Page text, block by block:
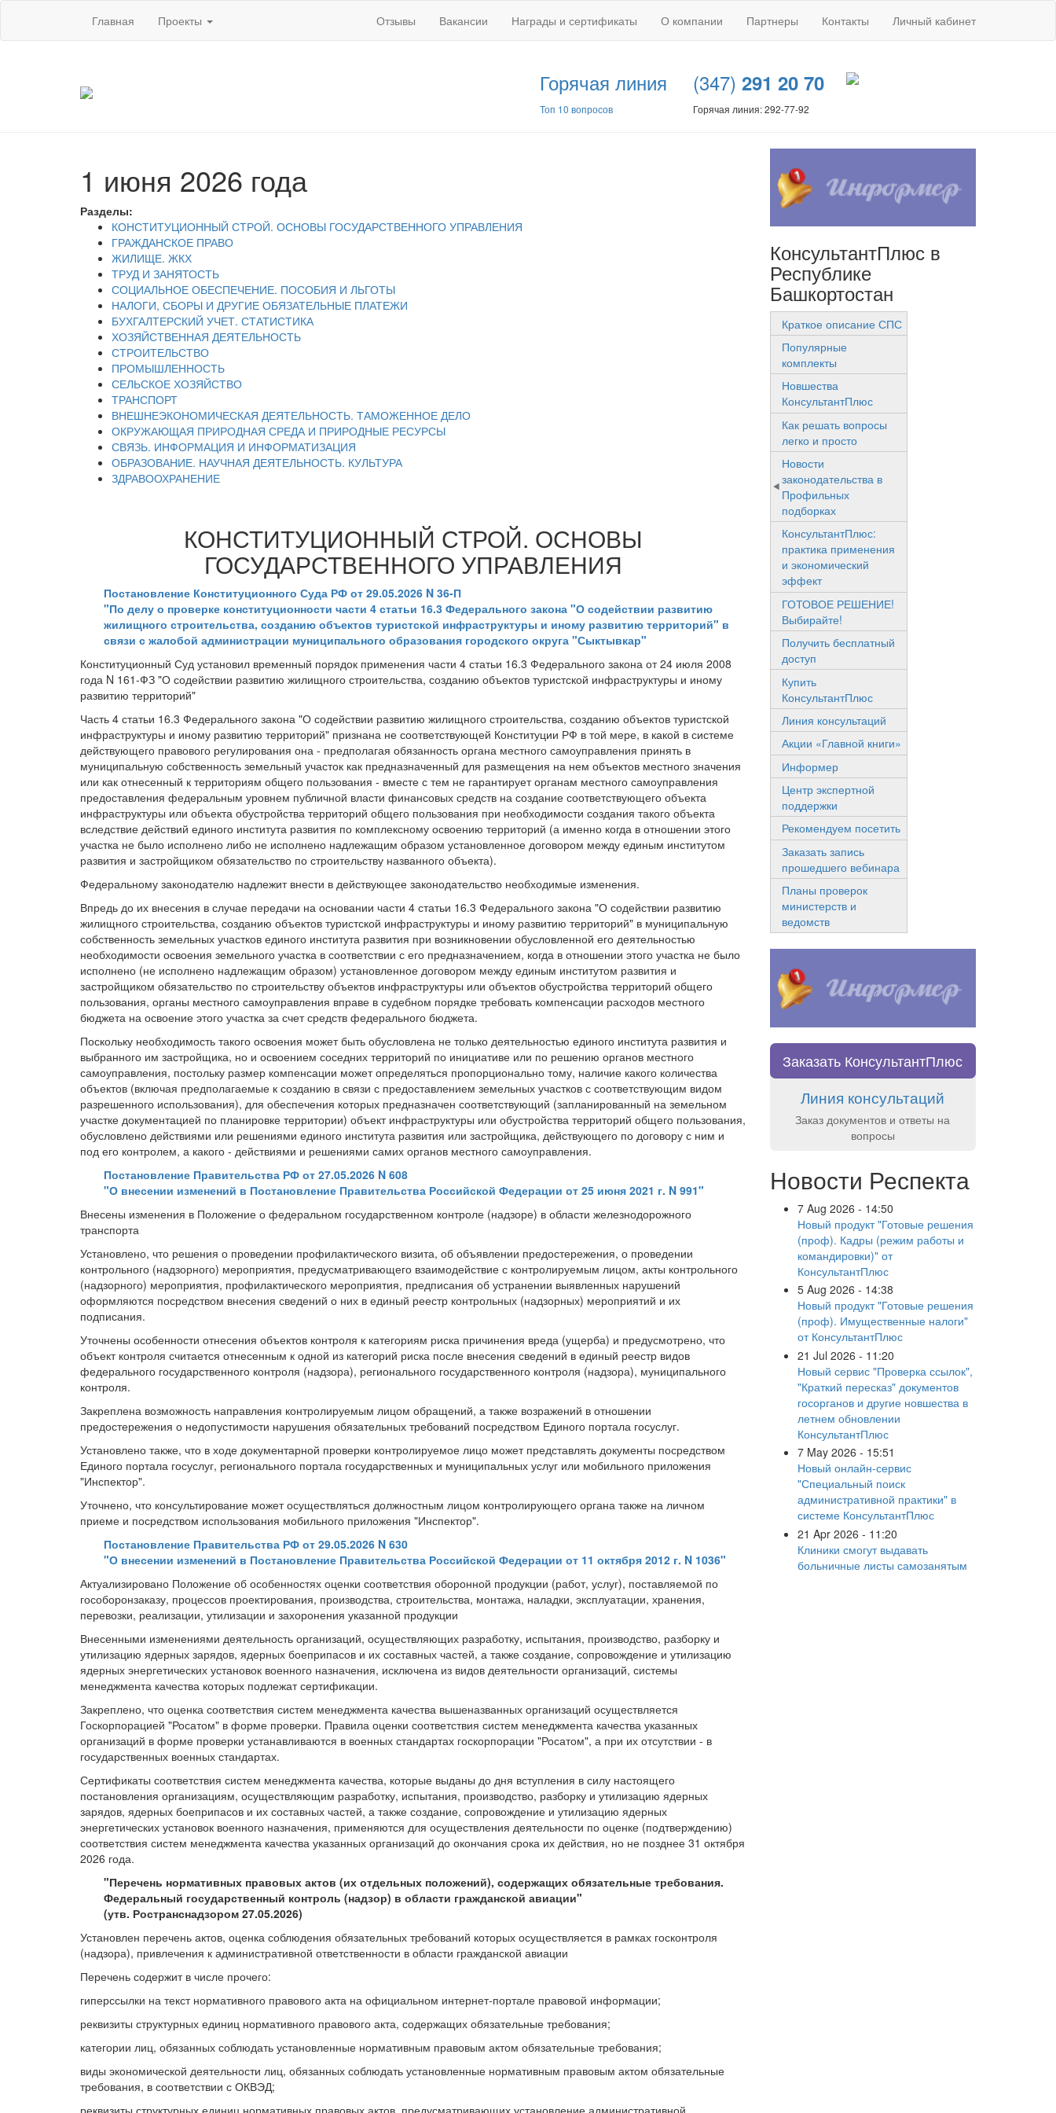
Главная Проекты Отзывы Вакансии Награды и сертификаты О компании Партнеры Контакты Личный кабинет
Горячая линия
Топ 10 вопросов
(347) 291 20 70
Горячая линия: 292-77-92
1 июня 2026 года
Разделы:
КОНСТИТУЦИОННЫЙ СТРОЙ. ОСНОВЫ ГОСУДАРСТВЕННОГО УПРАВЛЕНИЯ
ГРАЖДАНСКОЕ ПРАВО
ЖИЛИЩЕ. ЖКХ
ТРУД И ЗАНЯТОСТЬ
СОЦИАЛЬНОЕ ОБЕСПЕЧЕНИЕ. ПОСОБИЯ И ЛЬГОТЫ
НАЛОГИ, СБОРЫ И ДРУГИЕ ОБЯЗАТЕЛЬНЫЕ ПЛАТЕЖИ
БУХГАЛТЕРСКИЙ УЧЕТ. СТАТИСТИКА
ХОЗЯЙСТВЕННАЯ ДЕЯТЕЛЬНОСТЬ
СТРОИТЕЛЬСТВО
ПРОМЫШЛЕННОСТЬ
СЕЛЬСКОЕ ХОЗЯЙСТВО
ТРАНСПОРТ
ВНЕШНЕЭКОНОМИЧЕСКАЯ ДЕЯТЕЛЬНОСТЬ. ТАМОЖЕННОЕ ДЕЛО
ОКРУЖАЮЩАЯ ПРИРОДНАЯ СРЕДА И ПРИРОДНЫЕ РЕСУРСЫ
СВЯЗЬ. ИНФОРМАЦИЯ И ИНФОРМАТИЗАЦИЯ
ОБРАЗОВАНИЕ. НАУЧНАЯ ДЕЯТЕЛЬНОСТЬ. КУЛЬТУРА
ЗДРАВООХРАНЕНИЕ
КОНСТИТУЦИОННЫЙ СТРОЙ. ОСНОВЫ
ГОСУДАРСТВЕННОГО УПРАВЛЕНИЯ
Постановление Конституционного Суда РФ от 29.05.2026 N 36-П
"По делу о проверке конституционности части 4 статьи 16.3 Федерального закона "О содействии развитию
жилищного строительства, созданию объектов туристской инфраструктуры и иному развитию территорий" в
связи с жалобой администрации муниципального образования городского округа "Сыктывкар"
Конституционный Суд установил временный порядок применения части 4 статьи 16.3 Федерального закона от 24 июля 2008
года N 161-ФЗ "О содействии развитию жилищного строительства, созданию объектов туристской инфраструктуры и иному
развитию территорий"
Часть 4 статьи 16.3 Федерального закона "О содействии развитию жилищного строительства, созданию объектов туристской
инфраструктуры и иному развитию территорий" признана не соответствующей Конституции РФ в той мере, в какой в системе
действующего правового регулирования она - предполагая обязанность органа местного самоуправления принять в
муниципальную собственность земельный участок как предназначенный для размещения на нем объектов местного значения
или как отнесенный к территориям общего пользования - вместе с тем не гарантирует органам местного самоуправления
предоставления федеральным уровнем публичной власти финансовых средств на создание соответствующего объекта
инфраструктуры или объекта обустройства территорий общего пользования при необходимости создания такого объекта
вследствие действий единого института развития по комплексному освоению территорий (а именно когда в отношении этого
участка не было исполнено либо не исполнено надлежащим образом установленное договором между единым институтом
развития и застройщиком обязательство по строительству названного объекта).
Федеральному законодателю надлежит внести в действующее законодательство необходимые изменения.
Впредь до их внесения в случае передачи на основании части 4 статьи 16.3 Федерального закона "О содействии развитию
жилищного строительства, созданию объектов туристской инфраструктуры и иному развитию территорий" в муниципальную
собственность земельных участков единого института развития при возникновении обусловленной его деятельностью
необходимости освоения земельного участка в соответствии с его предназначением, когда в отношении этого участка не было
исполнено (не исполнено надлежащим образом) установленное договором между единым институтом развития и
застройщиком обязательство по строительству объектов инфраструктуры или объектов обустройства территорий общего
пользования, органы местного самоуправления вправе в судебном порядке требовать компенсации расходов местного
бюджета на освоение этого участка за счет средств федерального бюджета.
Поскольку необходимость такого освоения может быть обусловлена не только деятельностью единого института развития и
выбранного им застройщика, но и освоением соседних территорий по инициативе или по решению органов местного
самоуправления, постольку размер компенсации может определяться пропорционально тому, наличие какого количества
объектов (включая предполагаемые к созданию в связи с предоставлением земельных участков с соответствующим видом
разрешенного использования), для обеспечения которых предназначен соответствующий (запланированный на земельном
участке документацией по планировке территории) объект инфраструктуры или обустройства территорий общего пользования,
обусловлено действиями или решениями единого института развития или застройщика, действующего по договору с ним и
под его контролем, а какого - действиями и решениями самих органов местного самоуправления.
Постановление Правительства РФ от 27.05.2026 N 608
"О внесении изменений в Постановление Правительства Российской Федерации от 25 июня 2021 г. N 991"
Внесены изменения в Положение о федеральном государственном контроле (надзоре) в области железнодорожного
транспорта
Установлено, что решения о проведении профилактического визита, об объявлении предостережения, о проведении
контрольного (надзорного) мероприятия, предусматривающего взаимодействие с контролируемым лицом, акты контрольного
(надзорного) мероприятия, профилактического мероприятия, предписания об устранении выявленных нарушений
оформляются посредством внесения сведений о них в единый реестр контрольных (надзорных) мероприятий и их
подписания.
Уточнены особенности отнесения объектов контроля к категориям риска причинения вреда (ущерба) и предусмотрено, что
объект контроля считается отнесенным к одной из категорий риска после внесения сведений в единый реестр видов
федерального государственного контроля (надзора), регионального государственного контроля (надзора), муниципального
контроля.
Закреплена возможность направления контролируемым лицом обращений, а также возражений в отношении
предостережения о недопустимости нарушения обязательных требований посредством Единого портала госуслуг.
Установлено также, что в ходе документарной проверки контролируемое лицо может представлять документы посредством
Единого портала госуслуг, регионального портала государственных и муниципальных услуг или мобильного приложения
"Инспектор".
Уточнено, что консультирование может осуществляться должностным лицом контролирующего органа также на личном
приеме и посредством использования мобильного приложения "Инспектор".
Постановление Правительства РФ от 29.05.2026 N 630
"О внесении изменений в Постановление Правительства Российской Федерации от 11 октября 2012 г. N 1036"
Актуализировано Положение об особенностях оценки соответствия оборонной продукции (работ, услуг), поставляемой по
гособоронзаказу, процессов проектирования, производства, строительства, монтажа, наладки, эксплуатации, хранения,
перевозки, реализации, утилизации и захоронения указанной продукции
Внесенными изменениями деятельность организаций, осуществляющих разработку, испытания, производство, разборку и
утилизацию ядерных зарядов, ядерных боеприпасов и их составных частей, а также создание, сопровождение и утилизацию
ядерных энергетических установок военного назначения, исключена из видов деятельности организаций, системы
менеджмента качества которых подлежат сертификации.
Закреплено, что оценка соответствия систем менеджмента качества вышеназванных организаций осуществляется
Госкорпорацией "Росатом" в форме проверки. Правила оценки соответствия систем менеджмента качества указанных
организаций в форме проверки устанавливаются в военных стандартах госкорпорации "Росатом", а при их отсутствии - в
государственных военных стандартах.
Сертификаты соответствия систем менеджмента качества, которые выданы до дня вступления в силу настоящего
постановления организациям, осуществляющим разработку, испытания, производство, разборку и утилизацию ядерных
зарядов, ядерных боеприпасов и их составных частей, а также создание, сопровождение и утилизацию ядерных
энергетических установок военного назначения, применяются для осуществления деятельности по оценке (подтверждению)
соответствия систем менеджмента качества указанных организаций до окончания срока их действия, но не позднее 31 октября
2026 года.
"Перечень нормативных правовых актов (их отдельных положений), содержащих обязательные требования.
Федеральный государственный контроль (надзор) в области гражданской авиации"
(утв. Ространснадзором 27.05.2026)
Установлен перечень актов, оценка соблюдения обязательных требований которых осуществляется в рамках госконтроля
(надзора), привлечения к административной ответственности в области гражданской авиации
Перечень содержит в числе прочего:
гиперссылки на текст нормативного правового акта на официальном интернет-портале правовой информации;
реквизиты структурных единиц нормативного правового акта, содержащих обязательные требования;
категории лиц, обязанных соблюдать установленные нормативным правовым актом обязательные требования;
виды экономической деятельности лиц, обязанных соблюдать установленные нормативным правовым актом обязательные
требования, в соответствии с ОКВЭД;
реквизиты структурных единиц нормативных правовых актов, предусматривающих установление административной
КонсультантПлюс в
Республике
Башкортостан
Краткое описание СПС
Популярные
комплекты
Новшества
КонсультантПлюс
Как решать вопросы
легко и просто
Новости
законодательства в
Профильных
подборках
КонсультантПлюс:
практика применения
и экономический
эффект
ГОТОВОЕ РЕШЕНИЕ!
Выбирайте!
Получить бесплатный
доступ
Купить
КонсультантПлюс
Линия консультаций
Акции «Главной книги»
Информер
Центр экспертной
поддержки
Рекомендуем посетить
Заказать запись
прошедшего вебинара
Планы проверок
министерств и
ведомств
Заказать КонсультантПлюс
Линия консультаций
Заказ документов и ответы на
вопросы
Новости Респекта
7 Aug 2026 - 14:50
Новый продукт "Готовые решения
(проф). Кадры (режим работы и
командировки)" от
КонсультантПлюс
5 Aug 2026 - 14:38
Новый продукт "Готовые решения
(проф). Имущественные налоги"
от КонсультантПлюс
21 Jul 2026 - 11:20
Новый сервис "Проверка ссылок",
"Краткий пересказ" документов
госорганов и другие новшества в
летнем обновлении
КонсультантПлюс
7 May 2026 - 15:51
Новый онлайн-сервис
"Специальный поиск
административной практики" в
системе КонсультантПлюс
21 Apr 2026 - 11:20
Клиники смогут выдавать
больничные листы самозанятым